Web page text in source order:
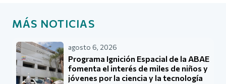
MÁS NOTICIAS
agosto 6, 2026
Programa Ignición Espacial de la ABAE
fomenta el interés de miles de niños y
jóvenes por la ciencia y la tecnología